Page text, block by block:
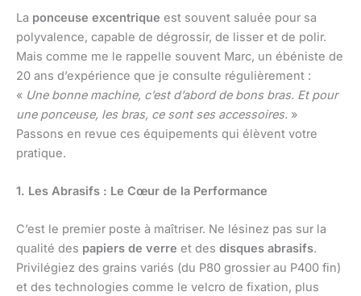
La ponceuse excentrique est souvent saluée pour sa
polyvalence, capable de dégrossir, de lisser et de polir.
Mais comme me le rappelle souvent Marc, un ébéniste de
20 ans d’expérience que je consulte régulièrement :
« Une bonne machine, c’est d’abord de bons bras. Et pour
une ponceuse, les bras, ce sont ses accessoires. »
Passons en revue ces équipements qui élèvent votre
pratique.
1. Les Abrasifs : Le Cœur de la Performance
C’est le premier poste à maîtriser. Ne lésinez pas sur la
qualité des papiers de verre et des disques abrasifs.
Privilégiez des grains variés (du P80 grossier au P400 fin)
et des technologies comme le velcro de fixation, plus